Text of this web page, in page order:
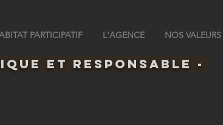
PARTICIPATIF L'AGENCE NOS VALEURS
et responsable -